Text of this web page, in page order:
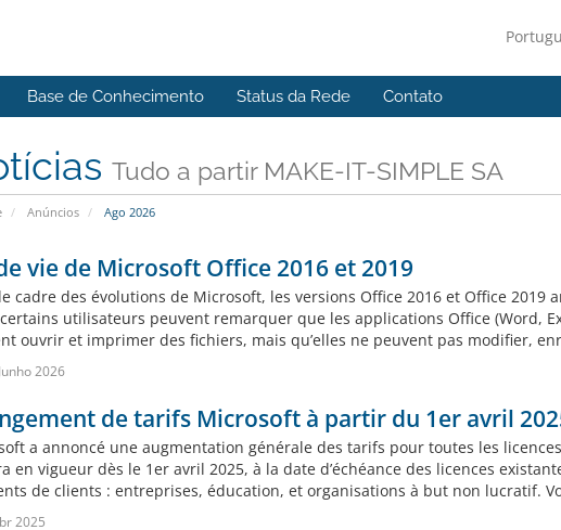
Base de Conhecimento Status da Rede Contato
Tudo a partir MAKE-IT-SIMPLE SA
Anúncios Ago 2026
vie de Microsoft Office 2016 et 2019
cadre des évolutions de Microsoft, les versions Office 2016 et Office
utilisateurs peuvent remarquer que les applications Office (Word,
ouvrir et imprimer des fichiers, mais qu’elles ne peuvent pas modifier,
2026
de tarifs Microsoft à partir du 1er avril
a annoncé une augmentation générale des tarifs pour toutes les
en vigueur dès le 1er avril 2025, à la date d’échéance des licences
de clients : entreprises, éducation, et organisations à but non lucratif.
2025